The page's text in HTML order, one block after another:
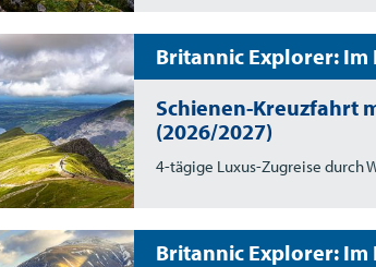
Britannic Explorer: Im
Schienen-Kreuzfahrt
(2026/2027)
4-tägige Luxus-Zugreise durch
Britannic Explorer: Im